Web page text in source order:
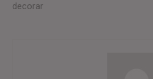
decorar